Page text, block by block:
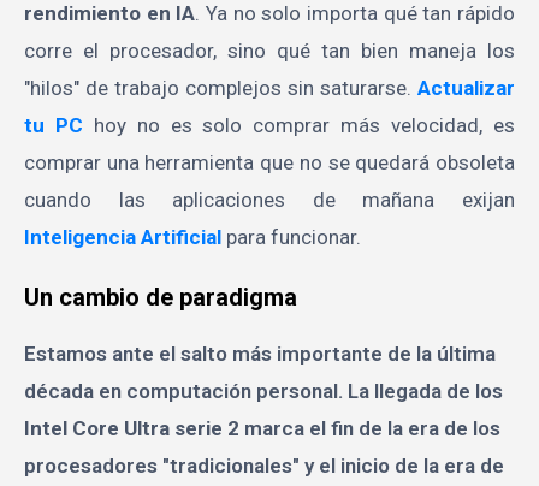
rendimiento en IA. Ya no solo importa qué tan rápido
corre el procesador, sino qué tan bien maneja los
"hilos" de trabajo complejos sin saturarse. Actualizar
tu PC hoy no es solo comprar más velocidad, es
comprar una herramienta que no se quedará obsoleta
cuando las aplicaciones de mañana exijan
Inteligencia Artificial para funcionar.
Un cambio de paradigma
Estamos ante el salto más importante de la última
década en computación personal. La llegada de los
Intel Core Ultra serie 2 marca el fin de la era de los
procesadores "tradicionales" y el inicio de la era de